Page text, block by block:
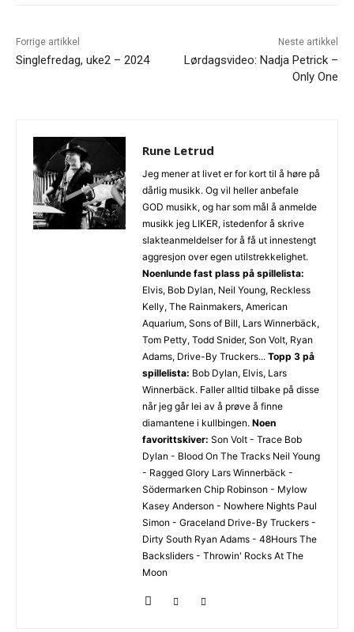
Forrige artikkel
Singlefredag, uke2 – 2024
Neste artikkel
Lørdagsvideo: Nadja Petrick –
Only One
Rune Letrud
Jeg mener at livet er for kort til å høre på
dårlig musikk. Og vil heller anbefale
GOD musikk, og har som mål å anmelde
musikk jeg LIKER, istedenfor å skrive
slakteanmeldelser for å få ut innestengt
aggresjon over egen utilstrekkelighet.
Noenlunde fast plass på spillelista:
Elvis, Bob Dylan, Neil Young, Reckless
Kelly, The Rainmakers, American
Aquarium, Sons of Bill, Lars Winnerbäck,
Tom Petty, Todd Snider, Son Volt, Ryan
Adams, Drive-By Truckers... Topp 3 på
spillelista: Bob Dylan, Elvis, Lars
Winnerbäck. Faller alltid tilbake på disse
når jeg går lei av å prøve å finne
diamantene i kullbingen. Noen
favorittskiver: Son Volt - Trace Bob
Dylan - Blood On The Tracks Neil Young
- Ragged Glory Lars Winnerbäck -
Södermarken Chip Robinson - Mylow
Kasey Anderson - Nowhere Nights Paul
Simon - Graceland Drive-By Truckers -
Dirty South Ryan Adams - 48Hours The
Backsliders - Throwin' Rocks At The
Moon